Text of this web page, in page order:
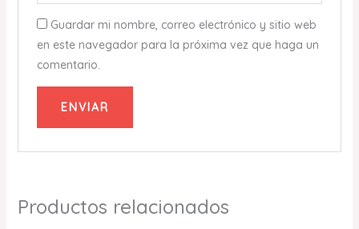
Guardar mi nombre, correo electrónico y sitio web
en este navegador para la próxima vez que haga un
comentario.
Productos relacionados